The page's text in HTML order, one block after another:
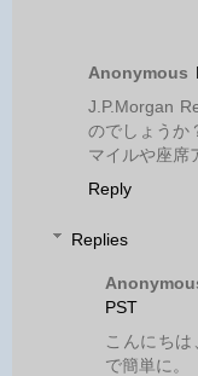
Anonymous
J.P.Morgan
のでしょうか
マイルや座席
Reply
Replies
PST
こんにち
で簡単に。